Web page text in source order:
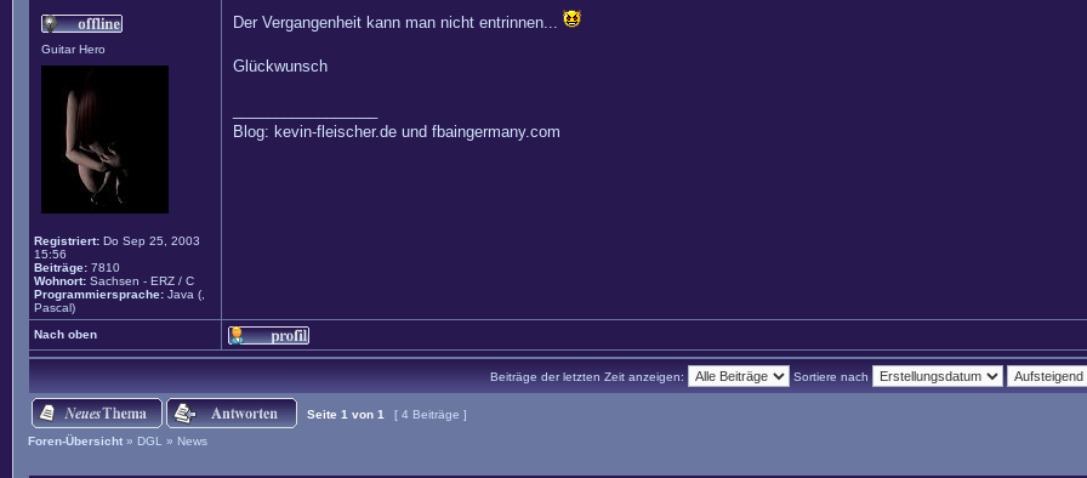
Guitar Hero
Registriert: Do Sep 25, 2003
15:56
Beiträge: 7810
Wohnort: Sachsen - ERZ / C
Programmiersprache: Java (,
Pascal)
Der Vergangenheit kann man nicht entrinnen...
Glückwunsch
Blog: kevin-fleischer.de und fbaingermany.com
Nach oben
Beiträge der letzten Zeit anzeigen: Sortiere nach
Seite 1 von 1
[ 4 Beiträge ]
Foren-Übersicht » DGL » News